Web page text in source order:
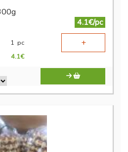
4.1€/pc
1 pc +
4.1€